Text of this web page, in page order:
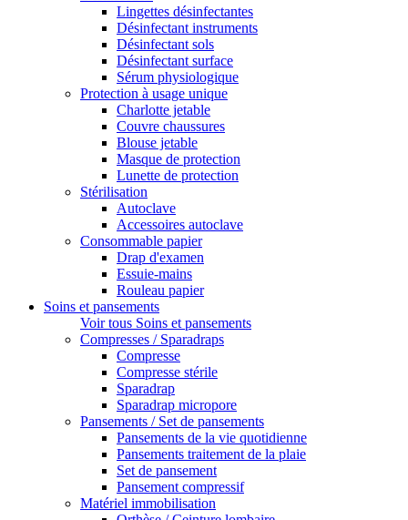
Lingettes désinfectantes
Désinfectant instruments
Désinfectant sols
Désinfectant surface
Sérum physiologique
Protection à usage unique
Charlotte jetable
Couvre chaussures
Blouse jetable
Masque de protection
Lunette de protection
Stérilisation
Autoclave
Accessoires autoclave
Consommable papier
Drap d'examen
Essuie-mains
Rouleau papier
Soins et pansements
Voir tous Soins et pansements
Compresses / Sparadraps
Compresse
Compresse stérile
Sparadrap
Sparadrap micropore
Pansements / Set de pansements
Pansements de la vie quotidienne
Pansements traitement de la plaie
Set de pansement
Pansement compressif
Matériel immobilisation